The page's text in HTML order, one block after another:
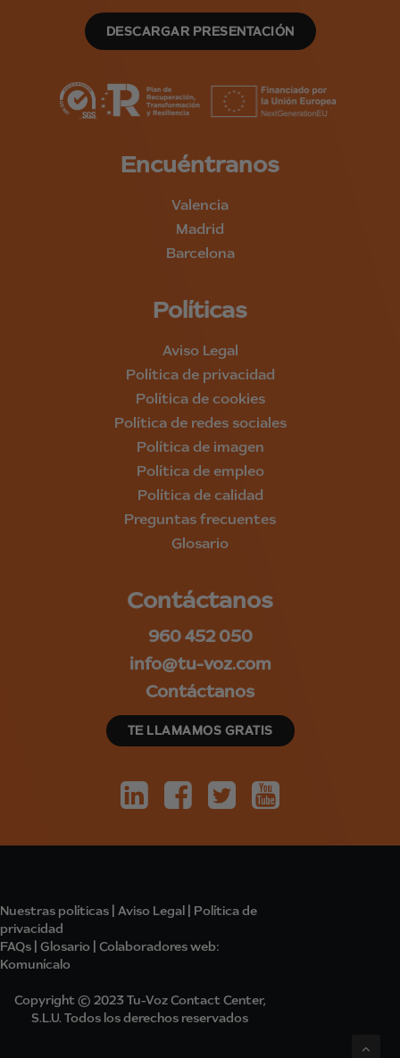
DESCARGAR PRESENTACIÓN
Encuéntranos
Valencia
Madrid
Barcelona
Políticas
Aviso Legal
Política de privacidad
Política de cookies
Política de redes sociales
Política de imagen
Política de empleo
Política de calidad
Preguntas frecuentes
Glosario
Contáctanos
960 452 050
info@tu-voz.com
Contáctanos
TE LLAMAMOS GRATIS
Nuestras políticas | Aviso Legal | Política de
privacidad
FAQs | Glosario | Colaboradoresweb:
Komunícalo
Copyright © 2023 Tu-Voz Contact Center,
S.L.U. Todos los derechos reservados